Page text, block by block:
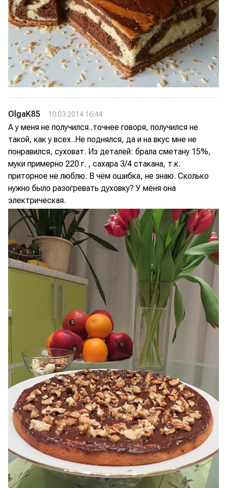
OlgaK85 10.03.2014 16:44
А у меня не получился..точнее говоря, получился не
такой, как у всех..Не поднялся, да и на вкус мне не
понравился, суховат. Из деталей: брала сметану 15%,
муки примерно 220 г. , сахара 3/4 стакана, т.к.
приторное не люблю. В чём ошибка, не знаю. Сколько
нужно было разогревать духовку? У меня она
электрическая.